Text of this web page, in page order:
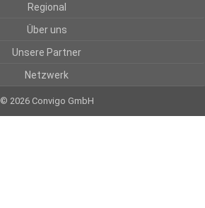
Regional
Über uns
Unsere Partner
Netzwerk
© 2026 Convigo GmbH